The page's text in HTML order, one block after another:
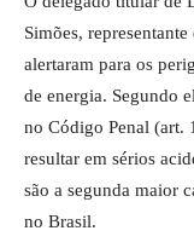
Simões,
alertaram para os
de energia. Segundo
no Código Penal (art.
resultar em sérios
são a segunda maior
no Brasil.